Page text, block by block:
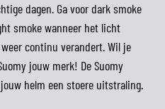
dagen. Ga voor dark smoke
smoke wanneer het licht
continu verandert. Wil je
jouw merk! De Suomy
helm een stoere uitstraling.